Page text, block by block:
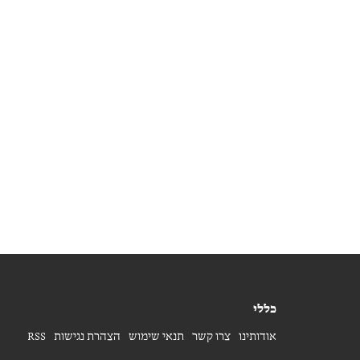
כללי
אודותינו צרו קשר תנאי שימוש הצהרת נגישות RSS